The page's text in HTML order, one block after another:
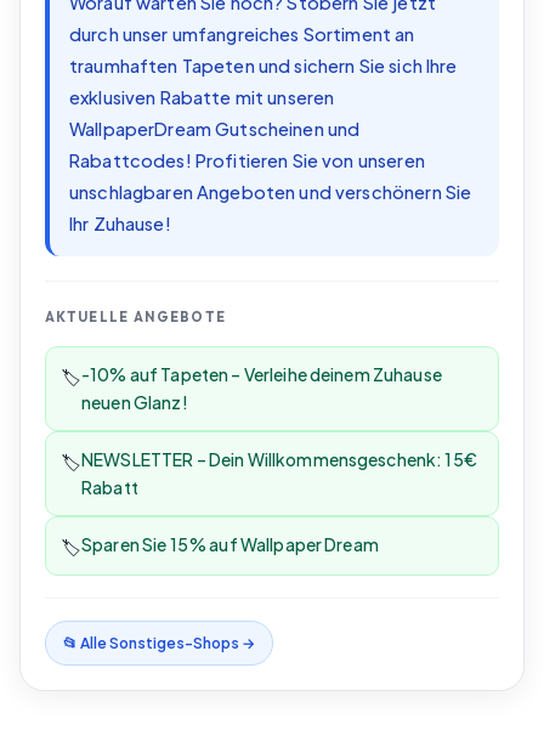
durch unser umfangreiches Sortiment an
traumhaften Tapeten und sichern Sie sich Ihre
exklusiven Rabatte mit unseren
WallpaperDream Gutscheinen und
Rabattcodes! Profitieren Sie von unseren
unschlagbaren Angeboten und verschönern Sie
Ihr Zuhause!
AKTUELLE ANGEBOTE
🏷️-10% auf Tapeten – Verleihe deinem Zuhause
neuen Glanz!
🏷️NEWSLETTER – Dein Willkommensgeschenk: 15€
Rabatt
🏷️Sparen Sie 15 % auf Wallpaper Dream
📂 AlleSonstiges-Shops →